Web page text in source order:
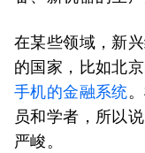
在某些领域，新
的国家，比如北
手机的金融系统
员和学者，所以
严峻。